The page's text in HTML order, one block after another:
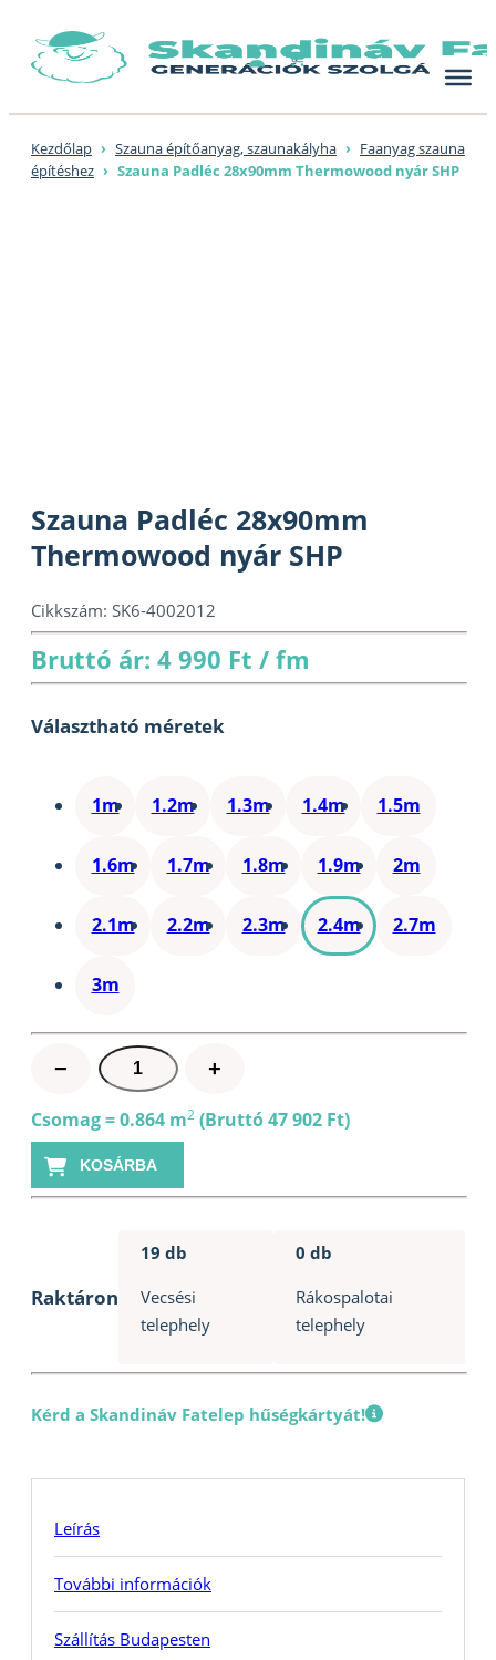
content
Kezdőlap › Szauna építőanyag, szaunakályha › Faanyag szauna
építéshez › Szauna Padléc 28x90mm Thermowood nyár SHP
Szauna Padléc 28x90mm
Thermowood nyár SHP
Cikkszám: SK6-4002012
Bruttó ár: 4 990 Ft / fm
Választható méretek
1m 1.2m 1.3m 1.4m 1.5m
1.6m 1.7m 1.8m 1.9m 2m
2.1m 2.2m 2.3m 2.4m 2.7m
3m
−
Szauna
Padléc
28x90mm
Thermowood
nyár
SHP
+
Csomag = 0.864 m2 (Bruttó 47 902 Ft)
KOSÁRBA
Raktáron
19 db
Vecsési
telephely
0 db
Rákospalotai
telephely
Kérd a Skandináv Fatelep hűségkártyát!
Leírás
További információk
Szállítás Budapesten